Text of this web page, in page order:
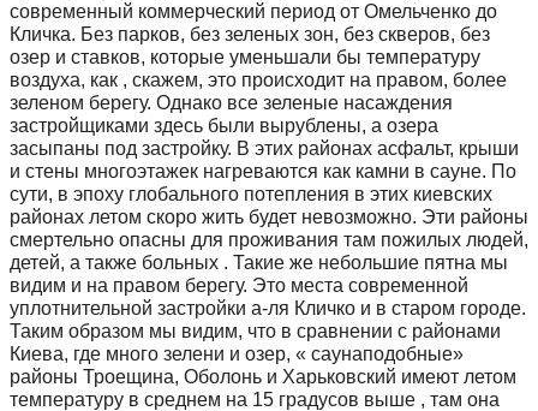
современный коммерческий период от Омельченко до
Кличка. Без парков, без зеленых зон, без скверов, без
озер и ставков, которые уменьшали бы температуру
воздуха, как , скажем, это происходит на правом, более
зеленом берегу. Однако все зеленые насаждения
застройщиками здесь были вырублены, а озера
засыпаны под застройку. В этих районах асфальт, крыши
и стены многоэтажек нагреваются как камни в сауне. По
сути, в эпоху глобального потепления в этих киевских
районах летом скоро жить будет невозможно. Эти районы
смертельно опасны для проживания там пожилых людей,
детей, а также больных . Такие же небольшие пятна мы
видим и на правом берегу. Это места современной
уплотнительной застройки а-ля Кличко и в старом городе.
Таким образом мы видим, что в сравнении с районами
Киева, где много зелени и озер, « саунаподобные»
районы Троещина, Оболонь и Харьковский имеют летом
температуру в среднем на 15 градусов выше , там она